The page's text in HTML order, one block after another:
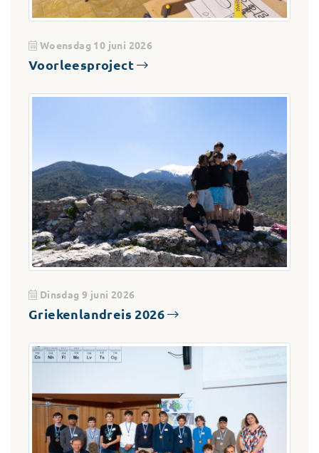
Woensdag 10 juni 2026
Voorleesproject
Dinsdag 9 juni 2026
Griekenlandreis 2026